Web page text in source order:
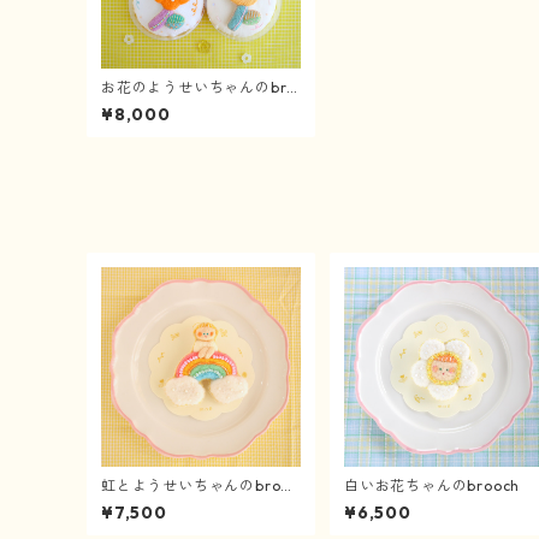
お花のようせいちゃんのbro
och《red/pink/yellow/ora
nge》
¥8,000
虹とようせいちゃんのbrooc
h《4/2〜》
¥7,500
白いお花ちゃんのbrooch
¥6,500